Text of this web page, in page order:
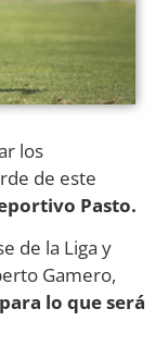
los
de este
Pasto.
de la Liga y
Gamero,
lo que será